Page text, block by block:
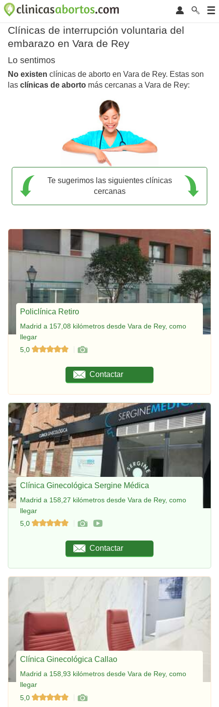
Clínicas de interrupción voluntaria del
embarazo en Vara de Rey
Lo sentimos
No existen clínicas de aborto en Vara de Rey. Estas son
las clínicas de aborto más cercanas a Vara de Rey:
Te sugerimos las siguientes clínicas
cercanas
Policlínica Retiro
Madrid a 157,08 kilómetros desde Vara de Rey, como
llegar
5,0
Contactar
Clínica Ginecológica Sergine Médica
Madrid a 158,27 kilómetros desde Vara de Rey, como
llegar
5,0
Contactar
Clínica Ginecológica Callao
Madrid a 158,93 kilómetros desde Vara de Rey, como
llegar
5,0